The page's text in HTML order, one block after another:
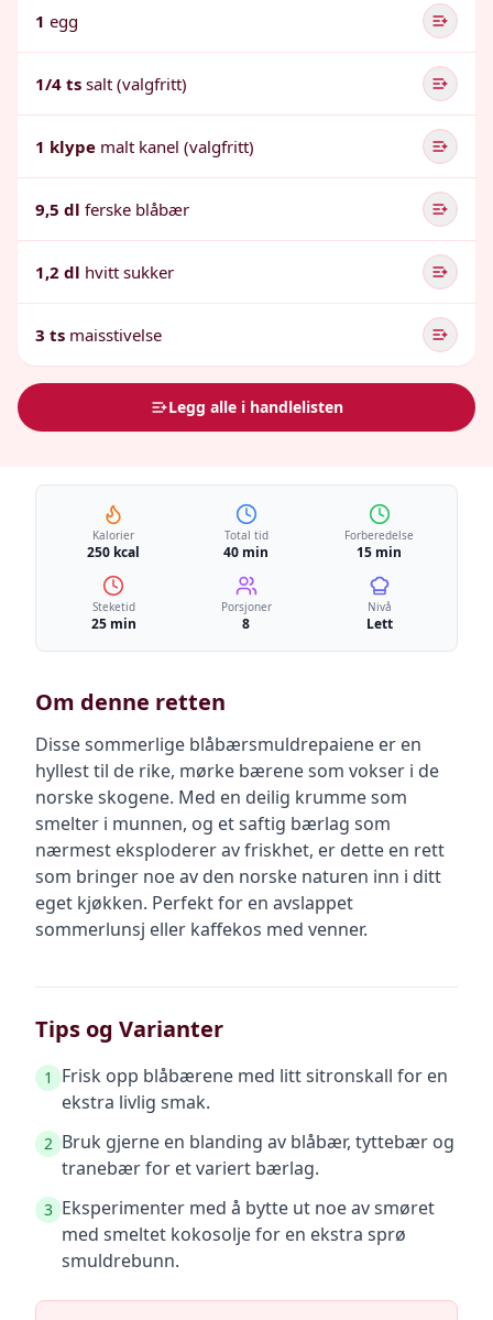
1 egg
1/4 ts salt (valgfritt)
1 klype malt kanel (valgfritt)
9,5 dl ferske blåbær
1,2 dl hvitt sukker
3 ts maisstivelse
Legg alle i handlelisten
Kalorier
250 kcal
Total tid
40 min
Forberedelse
15 min
Steketid
25 min
Porsjoner
8
Nivå
Lett
Om denne retten
Disse sommerlige blåbærsmuldrepaiene er en
hyllest til de rike, mørke bærene som vokser i de
norske skogene. Med en deilig krumme som
smelter i munnen, og et saftig bærlag som
nærmest eksploderer av friskhet, er dette en rett
som bringer noe av den norske naturen inn i ditt
eget kjøkken. Perfekt for en avslappet
sommerlunsj eller kaffekos med venner.
Tips og Varianter
1
Frisk opp blåbærene med litt sitronskall for en
ekstra livlig smak.
2 Bruk gjerne en blanding av blåbær, tyttebær og
tranebær for et variert bærlag.
3 Eksperimenter med å bytte ut noe av smøret
med smeltet kokosolje for en ekstra sprø
smuldrebunn.